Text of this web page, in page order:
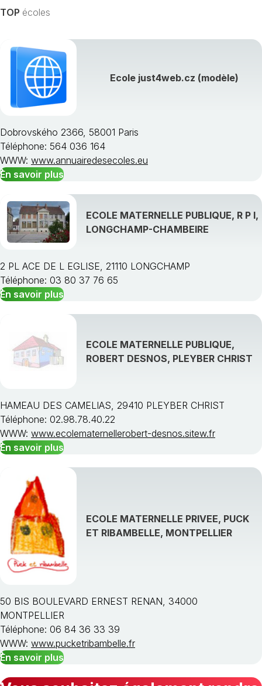
TOP écoles
Ecole just4web.cz (modèle)
Dobrovského 2366, 58001 Paris
Téléphone: 564 036 164
WWW: www.annuairedesecoles.eu
En savoir plus
ECOLE MATERNELLE PUBLIQUE, R P I,
LONGCHAMP-CHAMBEIRE
2 PL ACE DE L EGLISE, 21110 LONGCHAMP
Téléphone: 03 80 37 76 65
En savoir plus
ECOLE MATERNELLE PUBLIQUE,
ROBERT DESNOS, PLEYBER CHRIST
HAMEAU DES CAMELIAS, 29410 PLEYBER CHRIST
Téléphone: 02.98.78.40.22
WWW: www.ecolematernellerobert-desnos.sitew.fr
En savoir plus
ECOLE MATERNELLE PRIVEE, PUCK
ET RIBAMBELLE, MONTPELLIER
50 BIS BOULEVARD ERNEST RENAN, 34000
MONTPELLIER
Téléphone: 06 84 36 33 39
WWW: www.pucketribambelle.fr
En savoir plus